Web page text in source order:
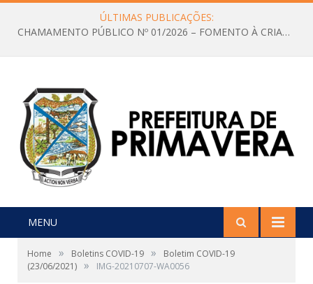
ÚLTIMAS PUBLICAÇÕES:
CHAMAMENTO PÚBLICO Nº 01/2026 – FOMENTO À CRIAÇÃO E A CIRCULAÇÃO DE PRODUÇÕES CULTURAIS – Aldir Blanc
MENU
Home » Boletins COVID-19 »
Boletim COVID-19
(23/06/2021) » IMG-20210707-WA0056